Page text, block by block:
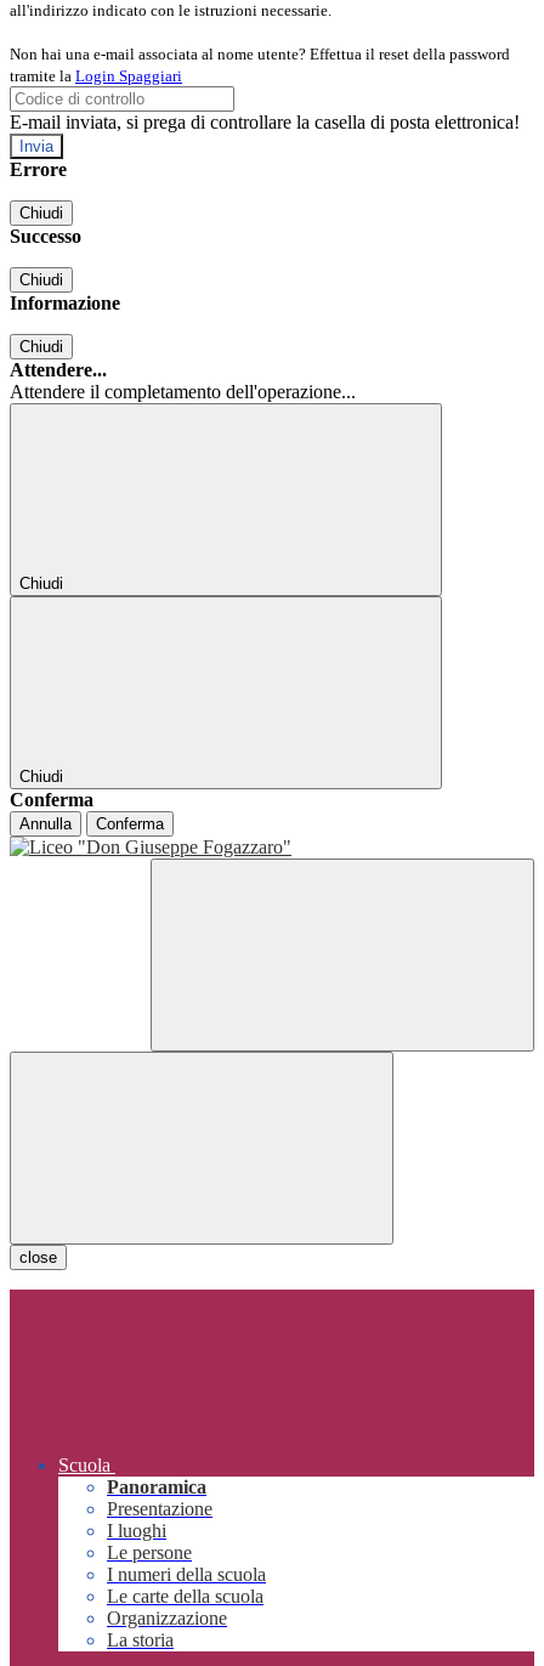
all'indirizzo indicato con le istruzioni necessarie.
Non hai una e-mail associata al nome utente? Effettua il reset della password
tramite la Login Spaggiari
E-mail inviata, si prega di controllare la casella di posta elettronica!
Errore
Chiudi
Successo
Chiudi
Informazione
Chiudi
Attendere...
Attendere il completamento dell'operazione...
Chiudi
Chiudi
Conferma
Annulla Conferma
close
Scuola
Panoramica
Presentazione
I luoghi
Le persone
I numeri della scuola
Le carte della scuola
Organizzazione
La storia